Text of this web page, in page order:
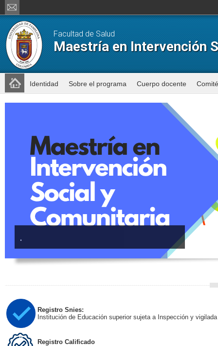
Facultad de Salud
Maestría en Intervención
Identidad Sobre el programa Cuerpo docente
.
Registro Snies:
Institución de Educación superior sujeta a Inspección y
Registro Calificado